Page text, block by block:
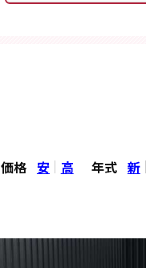
価格 安 高 年式 新